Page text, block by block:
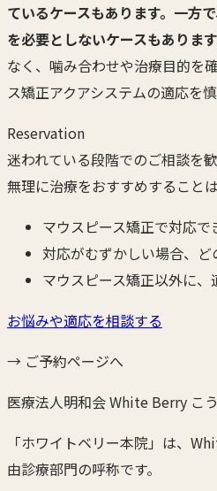
ているケースもあります。 一方
を必要としないケースもあります
なく、噛み合わせや治療目的を
ス矯正アクアシステムの適応を
Reservation
迷われている段階でのご相談を歓
無理に治療をおすすめすること
マウスピース矯正で対応
対応がむずかしい場合、
マウスピース矯正以外に
お悩みや適応を相談する
→ ご予約ページへ
医療法人明和会 White Berry こ
「ホワイトベリー本院」は、
由診療部門の呼称です。